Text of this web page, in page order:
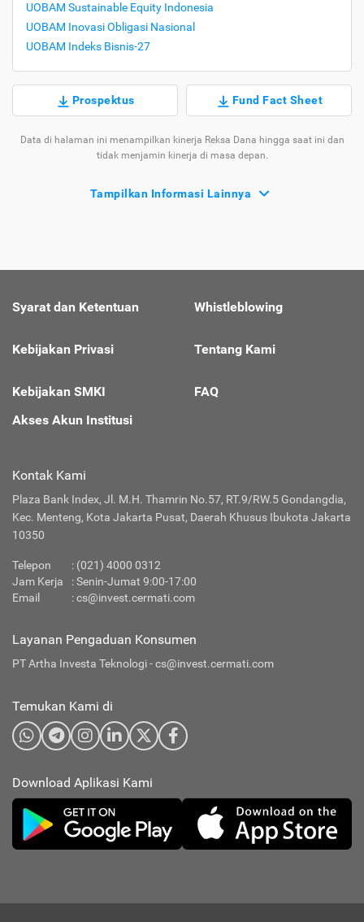
UOBAM Sustainable Equity Indonesia
UOBAM Inovasi Obligasi Nasional
UOBAM Indeks Bisnis-27
Prospektus Fund Fact Sheet
Data di halaman ini menampilkan kinerja Reksa Dana hingga saat ini dan
tidak menjamin kinerja di masa depan.
Tampilkan Informasi Lainnya
Syarat dan Ketentuan
Kebijakan Privasi
Kebijakan SMKI
Whistleblowing
Tentang Kami
FAQ
Akses Akun Institusi
Kontak Kami
Plaza Bank Index, Jl. M.H. Thamrin No.57, RT.9/RW.5 Gondangdia,
Kec. Menteng, Kota Jakarta Pusat, Daerah Khusus Ibukota Jakarta
10350
Telepon
: (021) 4000 0312
Jam Kerja
: Senin-Jumat 9:00-17:00
Email
:cs@invest.cermati.com
Layanan Pengaduan Konsumen
PT Artha Investa Teknologi -cs@invest.cermati.com
Temukan Kami di
Download Aplikasi Kami